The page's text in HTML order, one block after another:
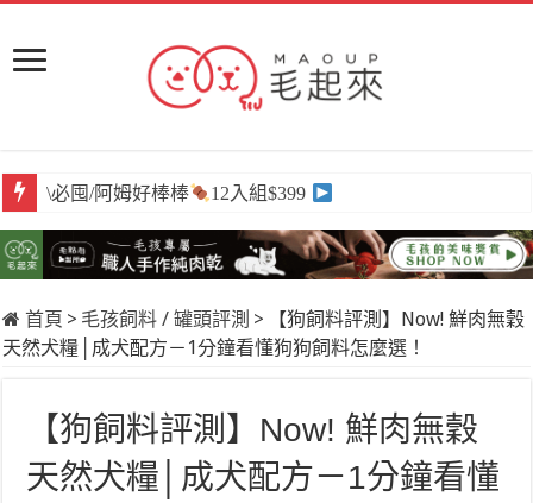
\必囤/阿姆好棒棒 12入組$399
首頁 > 毛孩飼料 / 罐頭評測 >
【狗飼料評測】Now! 鮮肉無穀
天然犬糧│成犬配方－1分鐘看懂狗狗飼料怎麼選！
【狗飼料評測】Now! 鮮肉無穀
天然犬糧│成犬配方－1分鐘看懂